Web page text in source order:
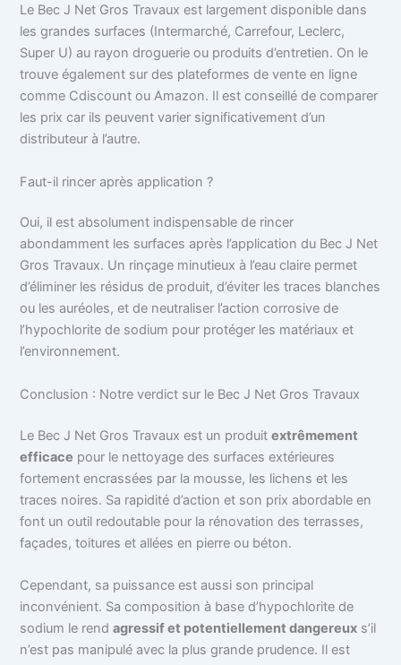
Le Bec J Net Gros Travaux est largement disponible dans
les grandes surfaces (Intermarché, Carrefour, Leclerc,
Super U) au rayon droguerie ou produits d’entretien. On le
trouve également sur des plateformes de vente en ligne
comme Cdiscount ou Amazon. Il est conseillé de comparer
les prix car ils peuvent varier significativement d’un
distributeur à l’autre.
Faut-il rincer après application ?
Oui, il est absolument indispensable de rincer
abondamment les surfaces après l’application du Bec J Net
Gros Travaux. Un rinçage minutieux à l’eau claire permet
d’éliminer les résidus de produit, d’éviter les traces blanches
ou les auréoles, et de neutraliser l’action corrosive de
l’hypochlorite de sodium pour protéger les matériaux et
l’environnement.
Conclusion : Notre verdict sur le Bec J Net Gros Travaux
Le Bec J Net Gros Travaux est un produitextrêmement
efficace pour le nettoyage des surfaces extérieures
fortement encrassées par la mousse, les lichens et les
traces noires. Sa rapidité d’action et son prix abordable en
font un outil redoutable pour la rénovation des terrasses,
façades, toitures et allées en pierre ou béton.
Cependant, sa puissance est aussi son principal
inconvénient. Sa composition à base d’hypochlorite de
sodium le rendagressif et potentiellement dangereux s’il
n’est pas manipulé avec la plus grande prudence. Il est